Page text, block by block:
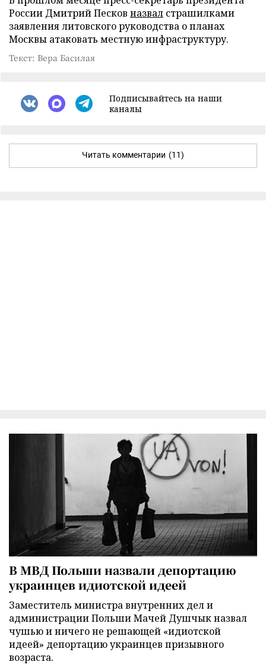
России Дмитрий Песков назвал страшилками
заявления литовского руководства о планах
Москвы атаковать местную инфраструктуру.
Текст: Вера Басилая
Подписывайтесь на наши
каналы
Читать комментарии (11)
В МВД Польши назвали депортацию
украинцев идиотской идеей
Заместитель министра внутренних дел и
администрации Польши Мачей Душчык назвал
чушью и ничего не решающей «идиотской
идеей» депортацию украинцев призывного
возраста.